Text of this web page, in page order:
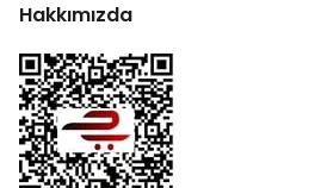
Hakkımızda